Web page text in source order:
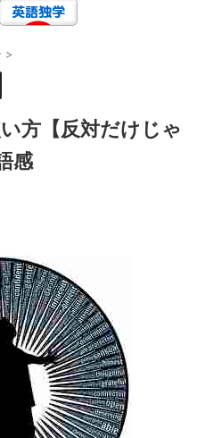
>
方【反対だけじゃ
感